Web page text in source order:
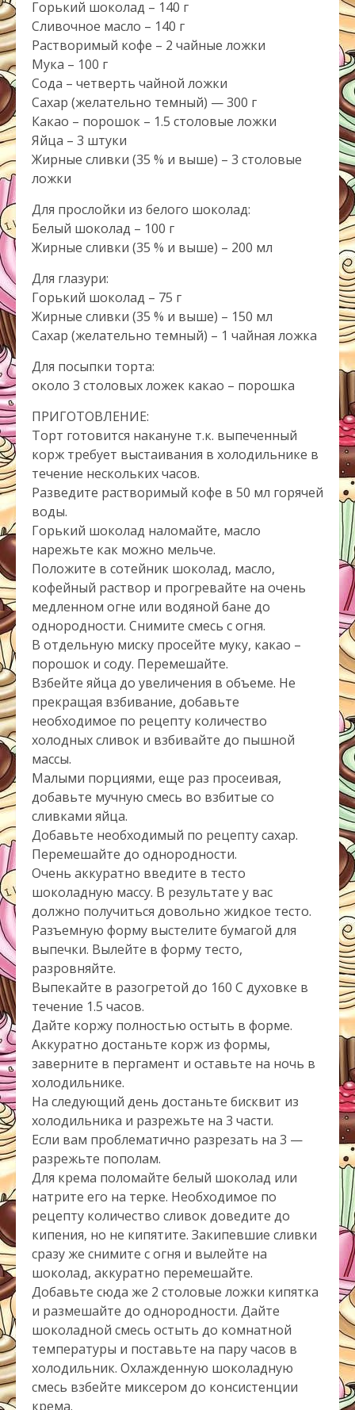
Горький шоколад – 140 г
Сливочное масло – 140 г
Растворимый кофе – 2 чайные ложки
Мука – 100 г
Сода – четверть чайной ложки
Сахар (желательно темный) — 300 г
Какао – порошок – 1.5 столовые ложки
Яйца – 3 штуки
Жирные сливки (35 % и выше) – 3 столовые
ложки
Для прослойки из белого шоколад:
Белый шоколад – 100 г
Жирные сливки (35 % и выше) – 200 мл
Для глазури:
Горький шоколад – 75 г
Жирные сливки (35 % и выше) – 150 мл
Сахар (желательно темный) – 1 чайная ложка
Для посыпки торта:
около 3 столовых ложек какао – порошка
ПРИГОТОВЛЕНИЕ:
Торт готовится накануне т.к. выпеченный
корж требует выстаивания в холодильнике в
течение нескольких часов.
Разведите растворимый кофе в 50 мл горячей
воды.
Горький шоколад наломайте, масло
нарежьте как можно мельче.
Положите в сотейник шоколад, масло,
кофейный раствор и прогревайте на очень
медленном огне или водяной бане до
однородности. Снимите смесь с огня.
В отдельную миску просейте муку, какао –
порошок и соду. Перемешайте.
Взбейте яйца до увеличения в объеме. Не
прекращая взбивание, добавьте
необходимое по рецепту количество
холодных сливок и взбивайте до пышной
массы.
Малыми порциями, еще раз просеивая,
добавьте мучную смесь во взбитые со
сливками яйца.
Добавьте необходимый по рецепту сахар.
Перемешайте до однородности.
Очень аккуратно введите в тесто
шоколадную массу. В результате у вас
должно получиться довольно жидкое тесто.
Разъемную форму выстелите бумагой для
выпечки. Вылейте в форму тесто,
разровняйте.
Выпекайте в разогретой до 160 С духовке в
течение 1.5 часов.
Дайте коржу полностью остыть в форме.
Аккуратно достаньте корж из формы,
заверните в пергамент и оставьте на ночь в
холодильнике.
На следующий день достаньте бисквит из
холодильника и разрежьте на 3 части.
Если вам проблематично разрезать на 3 —
разрежьте пополам.
Для крема поломайте белый шоколад или
натрите его на терке. Необходимое по
рецепту количество сливок доведите до
кипения, но не кипятите. Закипевшие сливки
сразу же снимите с огня и вылейте на
шоколад, аккуратно перемешайте.
Добавьте сюда же 2 столовые ложки кипятка
и размешайте до однородности. Дайте
шоколадной смесь остыть до комнатной
температуры и поставьте на пару часов в
холодильник. Охлажденную шоколадную
смесь взбейте миксером до консистенции
крема.